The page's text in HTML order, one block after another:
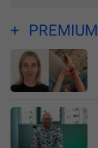
PREMIUM